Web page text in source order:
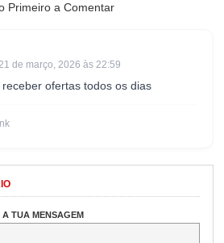
Primeiro a Comentar
de março, 2026 às 22:59
ofertas todos os dias
A TUA MENSAGEM